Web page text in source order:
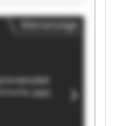
GmbH F1-
TRADE-GmbH
F1-TRADE-
Kleinanzeige